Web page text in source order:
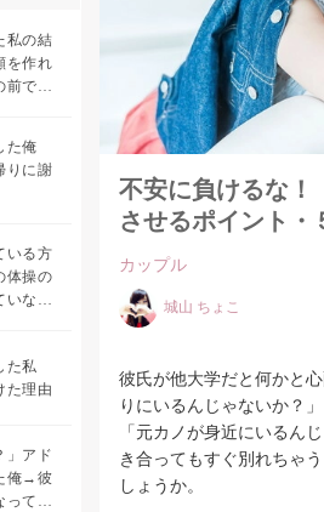
私の結
を作れ
で彼
た俺
りに謝
いる方
体操の
なか
た私
た理由
」アド
俺→彼
って、
不安に負けるな！
させるポイント・
カップル
城山 ちょこ
彼氏が他大学だと何かと
りにいるんじゃないか？」
「元カノが身近にいるん
き合ってもすぐ別れちゃ
しょうか。